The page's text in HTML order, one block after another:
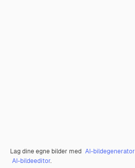
Lag dine egne bilder med AI-bildegenerator
AI-bildeeditor.